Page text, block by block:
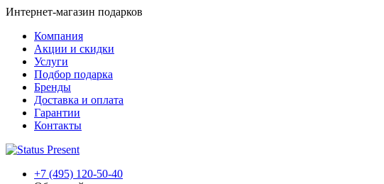
Интернет-магазин подарков
Компания
Акции и скидки
Услуги
Подбор подарка
Бренды
Доставка и оплата
Гарантии
Контакты
+7 (495) 120-50-40